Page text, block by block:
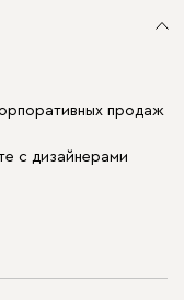
продаж
с дизайнерами